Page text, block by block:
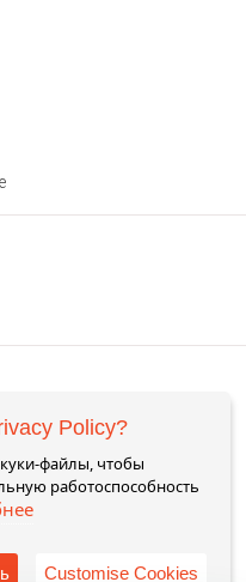
Policy?
куки-файлы, чтобы
работоспособность
Customise Cookies